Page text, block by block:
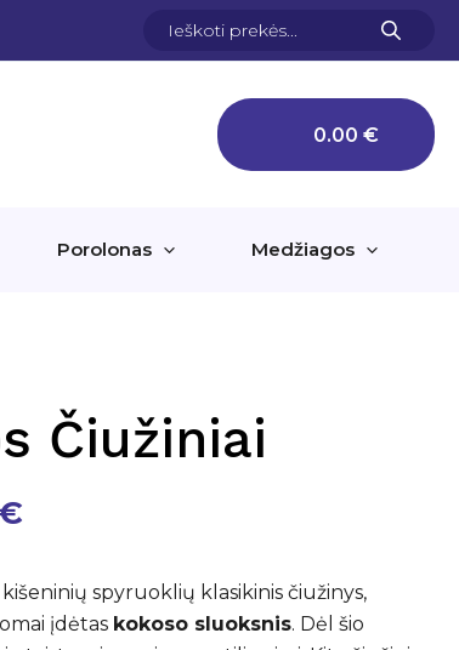
Products
search
0.00 €
Porolonas Medžiagos
Čiužiniai
275.00 €
through
435.00 €
spyruoklių klasikinis čiužinys,
įdėtas kokoso sluoksnis. Dėl šio